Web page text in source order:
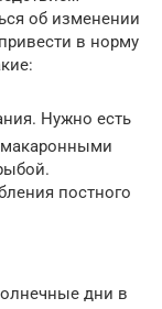
об изменении
в норму
Нужно есть
макаронными
постного
дни в